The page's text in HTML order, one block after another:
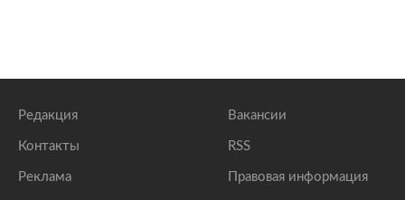
Редакция
Контакты
Реклама
Вакансии
RSS
Правовая информация